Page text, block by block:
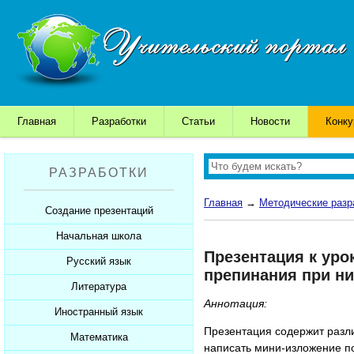
Главная Разработки Статьи Новости
РАЗРАБОТКИ
Создание презентаций
Шаблоны для презентаций
Советы начинающим
Советы дедушки
К презентации...
Начальная школа
Уроки
Презентации
Мультимедийные тесты
Печатные тесты
Русский язык
Уроки
Презентации
Мультимедийные тесты
Литература
Уроки
Презентации
Иностранный язык
Уроки
Математика
Главная → Методические
Презентация к
препинания при
Аннотация:
Презентация содержит
написать мини-изложение